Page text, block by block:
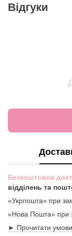
Відгуки
Безкоштовна
відділень та
«Укрпошта» при
«Нова Пошта» при
► Прочитати умови